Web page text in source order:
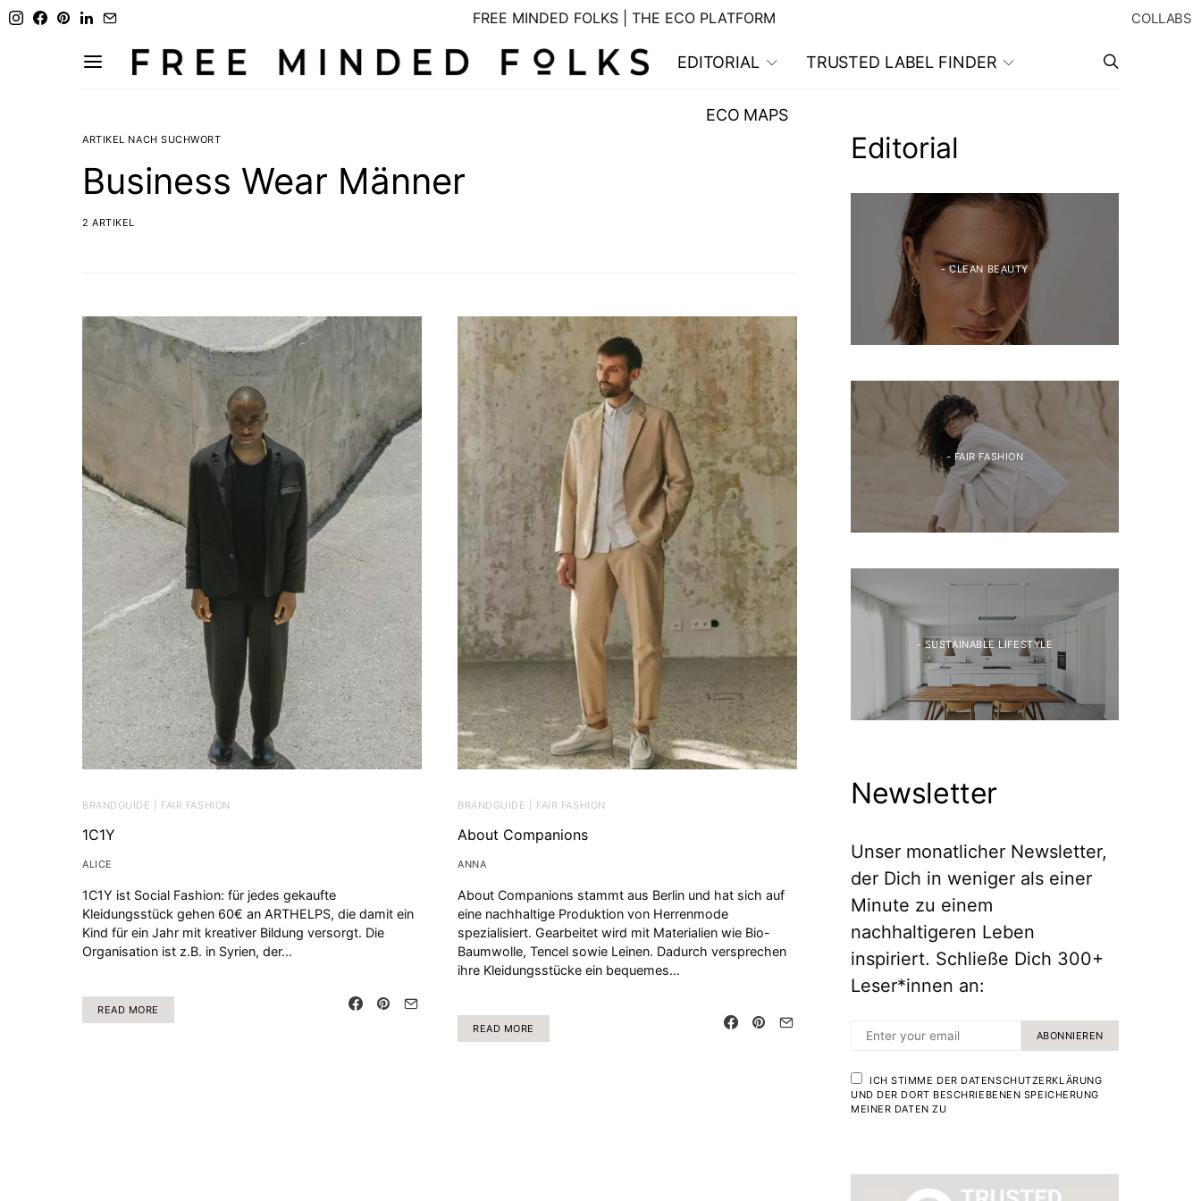
FREE MINDED FOLKS | THE ECO PLATFORM COLLABS
EDITORIAL TRUSTED LABEL FINDER
ECO MAPS
ARTIKEL NACH SUCHWORT
Business Wear Männer
2 ARTIKEL
BRANDGUIDE | FAIR FASHION
1C1Y
ALICE
1C1Y ist Social Fashion: für jedes gekaufte
Kleidungsstück gehen 60€ an ARTHELPS, die damit ein
Kind für ein Jahr mit kreativer Bildung versorgt. Die
Organisation ist z.B. in Syrien, der…
READ MORE
BRANDGUIDE | FAIR FASHION
About Companions
ANNA
About Companions stammt aus Berlin und hat sich auf
eine nachhaltige Produktion von Herrenmode
spezialisiert. Gearbeitet wird mit Materialien wie Bio-
Baumwolle, Tencel sowie Leinen. Dadurch versprechen
ihre Kleidungsstücke ein bequemes…
READ MORE
Editorial
- CLEAN BEAUTY
- FAIR FASHION
- SUSTAINABLE LIFESTYLE
Newsletter
Unser monatlicher Newsletter,
der Dich in weniger als einer
Minute zu einem
nachhaltigeren Leben
inspiriert. Schließe Dich 300+
Leser*innen an:
ABONNIEREN
ICH STIMME DER DATENSCHUTZERKLÄRUNG
UND DER DORT BESCHRIEBENEN SPEICHERUNG
MEINER DATEN ZU